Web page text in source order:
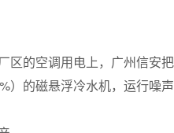
区的空调用电上，广州信安
）的磁悬浮冷水机，运行噪